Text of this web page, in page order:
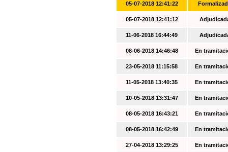
05-07-2018 12:41:22
05-07-2018 12:41:12
11-06-2018 16:44:49
08-06-2018 14:46:48 En
23-05-2018 11:15:58 En
11-05-2018 13:40:35 En
10-05-2018 13:31:47 En
08-05-2018 16:43:21 En
08-05-2018 16:42:49 En
27-04-2018 13:29:25 En